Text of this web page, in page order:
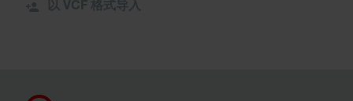
以 VCF 格式导入